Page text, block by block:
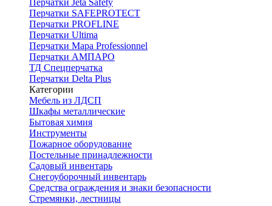
Перчатки Jeta Safety
Перчатки SAFEPROTECT
Перчатки PROFLINE
Перчатки Ultima
Перчатки Мара Professionnel
Перчатки АМПАРО
ТД Спецперчатка
Перчатки Delta Plus
Категории
Мебель из ЛДСП
Шкафы металлические
Бытовая химия
Инструменты
Пожарное оборудование
Постельные принадлежности
Садовый инвентарь
Снегоуборочный инвентарь
Средства ограждения и знаки безопасности
Стремянки, лестницы